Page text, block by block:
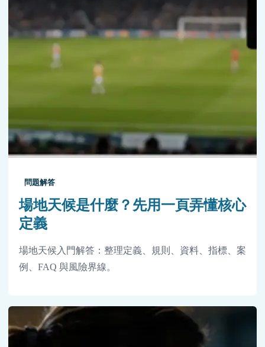
問題解答
場地天候是什麼？先用一頁弄懂核心
定義
場地天候入門解答：整理定義、規則、資料、指標、案
例、FAQ 與風險界線。